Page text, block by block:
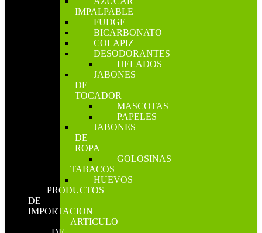
IMPALPABLE
FUDGE
BICARBONATO
COLAPIZ
DESODORANTES
HELADOS
JABONES
DE
TOCADOR
MASCOTAS
PAPELES
JABONES
DE
ROPA
GOLOSINAS
TABACOS
HUEVOS
PRODUCTOS
DE
IMPORTACION
ARTICULO